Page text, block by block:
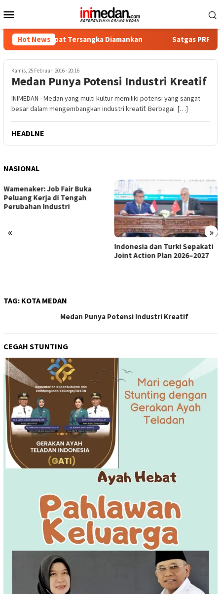
ke
Mobile
Hot News
Empat Tersangka Diamankan Satgas PRR Pacu
Kamis, 25 Februari 2016 - 20:16
Medan Punya Potensi Industri Kreatif
INIMEDAN - Medan yang multi kultur memiliki potensi yang sangat
besar dalam mengembangkan industri kreatif. Berbagai […]
HEADLNE
NASIONAL
« »
Satgas PRR Pacu Realisasi
Tambahan TKD Aceh Rp1,65
TAG: KOTA MEDAN
Medan Punya Potensi Industri Kreatif
CEGAH STUNTING